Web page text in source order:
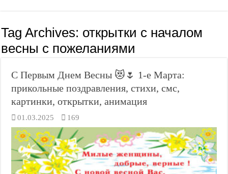
Tag Archives: открытки с началом
весны с пожеланиями
С Первым Днем Весны 😻🌷 1-е Марта:
прикольные поздравления, стихи, смс,
картинки, открытки, анимация
01.03.2025 169